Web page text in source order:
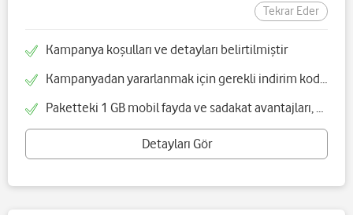
Tekrar Eder
Kampanya koşulları ve detayları belirtilmiştir
Kampanyadan yararlanmak için gerekli indirim kodları Fırsatlar Dünyası alanından temin edilebilir
Paketteki 1 GB mobil fayda ve sadakat avantajları, pakete giriş tarihi itibarıyla 30 gün boyunca geçerlidir
Detayları Gör